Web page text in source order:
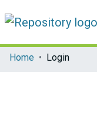
Communities &
Home Login